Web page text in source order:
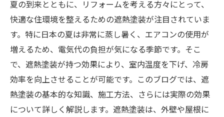
夏の到来とともに、リフォームを考える方々にとって、
快適な住環境を整えるための遮熱塗装が注目されていま
す。特に日本の夏は非常に蒸し暑く、エアコンの使用が
増えるため、電気代の負担が気になる季節です。そこ
で、遮熱塗装が持つ効果により、室内温度を下げ、冷房
効率を向上させることが可能です。このブログでは、遮
熱塗装の基本的な知識、施工方法、さらには実際の効果
について詳しく解説します。遮熱塗装は、外壁や屋根に